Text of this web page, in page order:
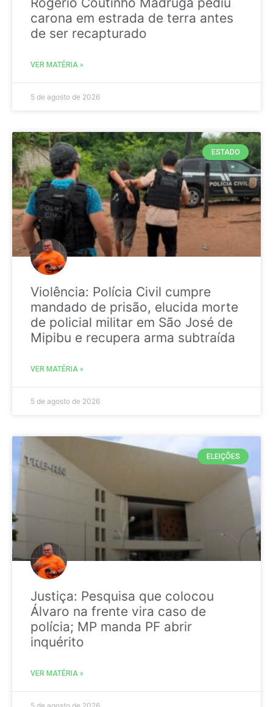
carona em estrada de terra antes
de ser recapturado
VER MATÉRIA »
5 de agosto de 2026
ESTADO
Violência: Polícia Civil cumpre
mandado de prisão, elucida morte
de policial militar em São José de
Mipibu e recupera arma subtraída
VER MATÉRIA »
5 de agosto de 2026
ELEIÇÕES
Justiça: Pesquisa que colocou
Álvaro na frente vira caso de
polícia; MP manda PF abrir
inquérito
VER MATÉRIA »